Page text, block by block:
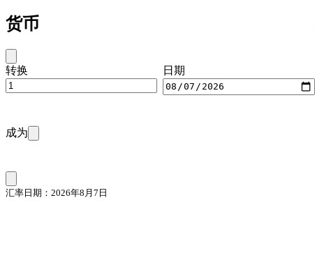
货币
转换 日期
成为
汇率日期：2026年8月7日